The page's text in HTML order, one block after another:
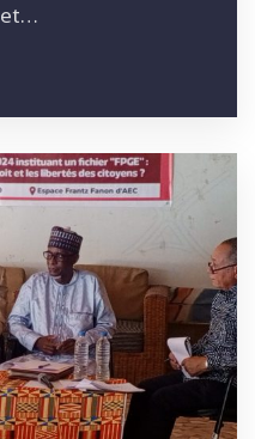
et…